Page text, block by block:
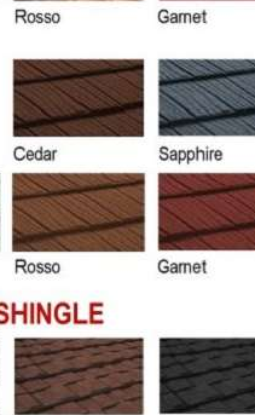
NƯỚC UỐNG EPSSO
DẦU NƯỚC THẢI
LÝ NƯỚC THẢI THÔNG
ROOM) EPSSO
HỢP SẴN THÔNG